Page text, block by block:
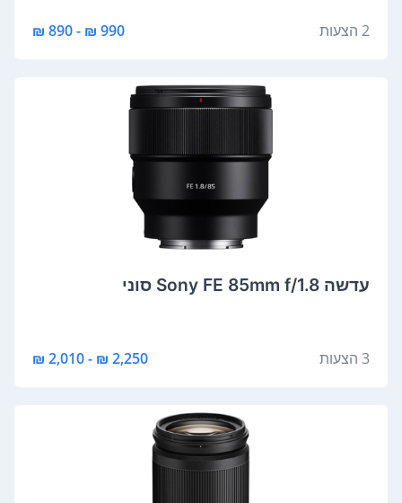
2 הצעות 990 ₪ - 890 ₪
‏עדשה Sony FE 85mm f/1.8 סוני
3 הצעות 2,250 ₪ - 2,010 ₪